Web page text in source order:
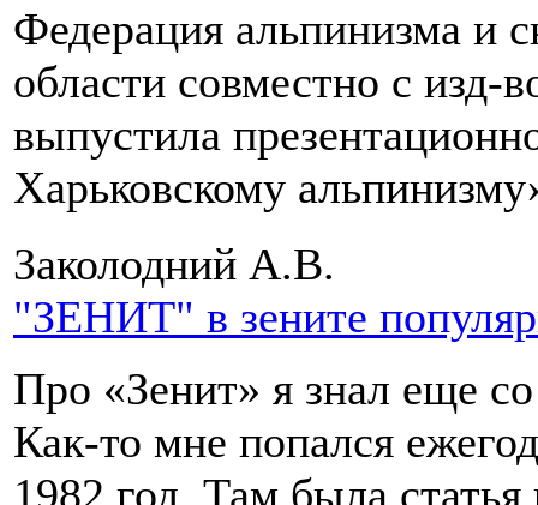
Федерация альпинизма и
области совместно с изд-
выпустила
Харьковскому
Заколодний А.В.
"ЗЕНИТ" в зените
Про «Зенит» я знал еще
Как-то мне попался
1982 год. Там была